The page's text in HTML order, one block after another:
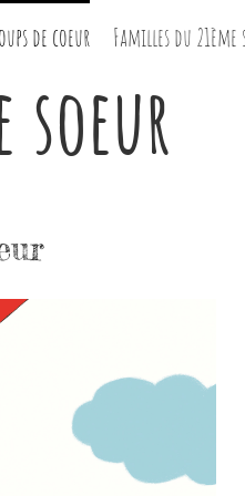
de coeur Familles du 21ème
soeur